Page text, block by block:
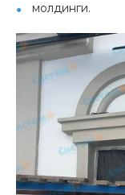
молдинги.